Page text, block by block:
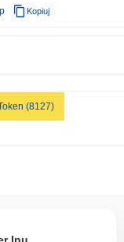
Kopiuj
(8127)